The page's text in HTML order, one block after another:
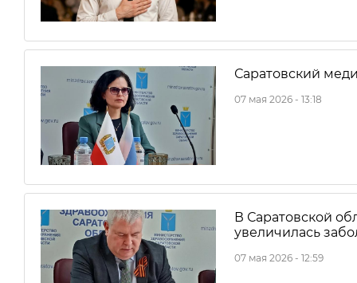
Саратовский
07 мая 2026 - 13:18
В Саратовской
увеличилась
07 мая 2026 - 12:59